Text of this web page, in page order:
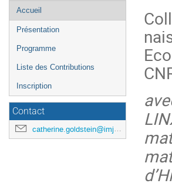
Menu
de
Accueil
Présentation
Programme
Liste des Contributions
Inscription
Contact
catherine.goldstein@imj-prg.fr